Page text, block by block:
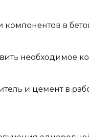
в
необходимое
и цемент в